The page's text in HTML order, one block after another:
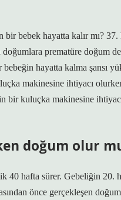
bir bebek hayatta kalır mı? 37.
doğumlara prematüre doğum
hayatta kalma şansı
makinesine ihtiyacı
bir kuluçka makinesine
doğum olur
40 hafta sürer. Gebeliğin 20.
önce gerçekleşen